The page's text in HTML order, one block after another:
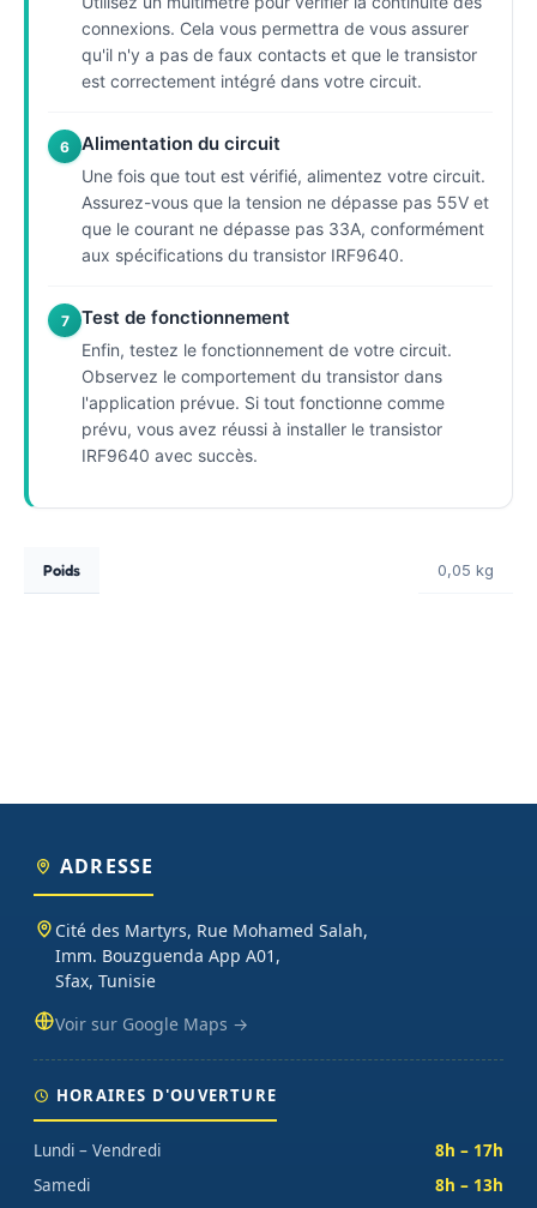
connexions. Cela vous permettra de vous assurer
qu'il n'y a pas de faux contacts et que le transistor
est correctement intégré dans votre circuit.
6 Alimentation du circuit
Une fois que tout est vérifié, alimentez votre circuit.
Assurez-vous que la tension ne dépasse pas 55V et
que le courant ne dépasse pas 33A, conformément
aux spécifications du transistor IRF9640.
7 Test de fonctionnement
Enfin, testez le fonctionnement de votre circuit.
Observez le comportement du transistor dans
l'application prévue. Si tout fonctionne comme
prévu, vous avez réussi à installer le transistor
IRF9640 avec succès.
Poids 0,05 kg
ADRESSE
Cité des Martyrs, Rue Mohamed Salah,
Imm. Bouzguenda App A01,
Sfax, Tunisie
Voir sur Google Maps →
HORAIRES D'OUVERTURE
Lundi – Vendredi
8h – 17h
Samedi
8h – 13h